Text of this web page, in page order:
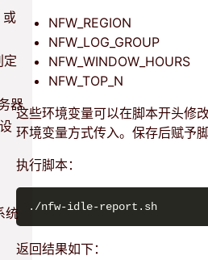
或
定
器
统
NFW_REGION
NFW_LOG_GROUP
NFW_WINDOW_HOURS
NFW_TOP_N
这些环境变量可以在脚本开头修
环境变量方式传入。保存后赋予
执行脚本：
返回结果如下：